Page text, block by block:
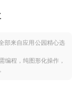
部来自应用公园精心选
编程，纯图形化操作，